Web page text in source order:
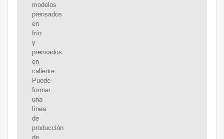
modelos
prensados
en
frío
y
prensados
en
caliente.
Puede
formar
una
línea
de
producción
de